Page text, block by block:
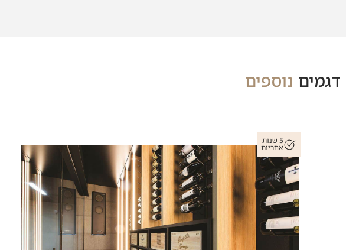
דגמים נוספים
5 שנות
אחריות